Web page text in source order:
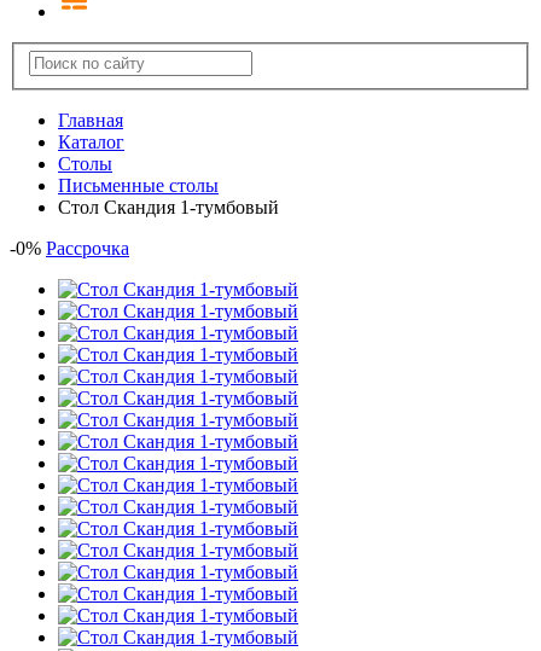
Главная
Каталог
Столы
Письменные столы
Стол Скандия 1-тумбовый
-0% Рассрочка